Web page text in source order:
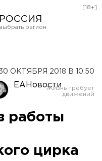
РОССИЯ
Оренбург
[18+]
ОКТЯБРЯ 2018 В 10:50
ЕАНовости
работы
цирка